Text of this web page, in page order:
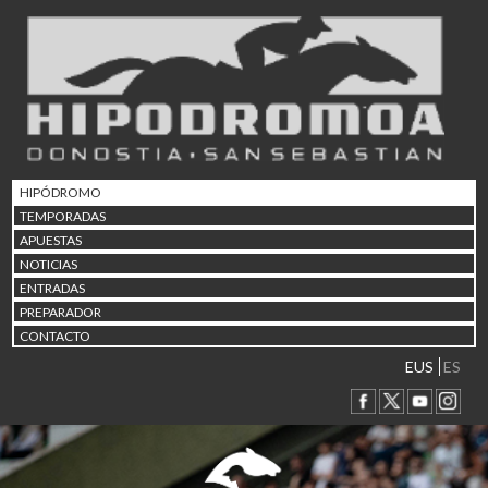
HIPÓDROMO
TEMPORADAS
APUESTAS
NOTICIAS
ENTRADAS
PREPARADOR
CONTACTO
EUS ES
02/08 17:30 Abuztuaren 2a / 2 de
Abuztuaren 9a / 9 de
12/08 12:08 Abuztaren 12a / 12 de
15/08 17:05 Abuztuaren 15a / 15 de
23/08 17:30 Abuztuaren 23a / 23 de
30/08 17:30 Abuztuaren 30a / 30 de
02/09 11:15
06/09 17:30 Irailaren 6a / 6 de
Irailaren 13a / 13 de
30/09 11:30 Irailaren 30a / 30 de